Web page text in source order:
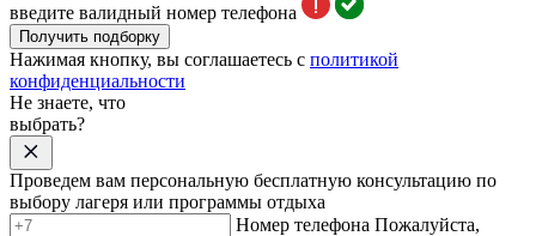
введите валидный номер телефона
Получить подборку
Нажимая кнопку, вы соглашаетесь с политикой
конфиденциальности
Не знаете, что
выбрать?
Проведем вам персональную бесплатную консультацию по
выбору лагеря или программы отдыха
Номер телефона Пожалуйста,